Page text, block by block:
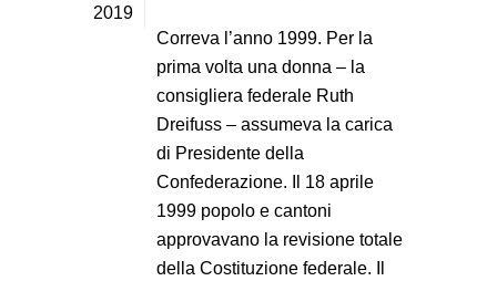
2019
Correva l’anno 1999. Per la
prima volta una donna – la
consigliera federale Ruth
Dreifuss – assumeva la carica
di Presidente della
Confederazione. Il 18 aprile
1999 popolo e cantoni
approvavano la revisione totale
della Costituzione federale. Il